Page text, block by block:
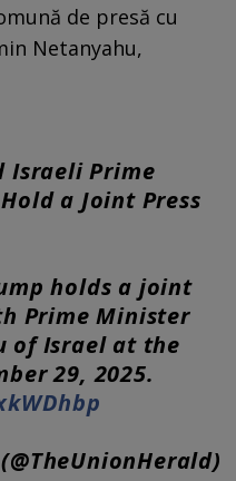
de presă cu
Netanyahu,
Israeli Prime
a Joint Press
holds a joint
Prime Minister
of Israel at the
29, 2025.